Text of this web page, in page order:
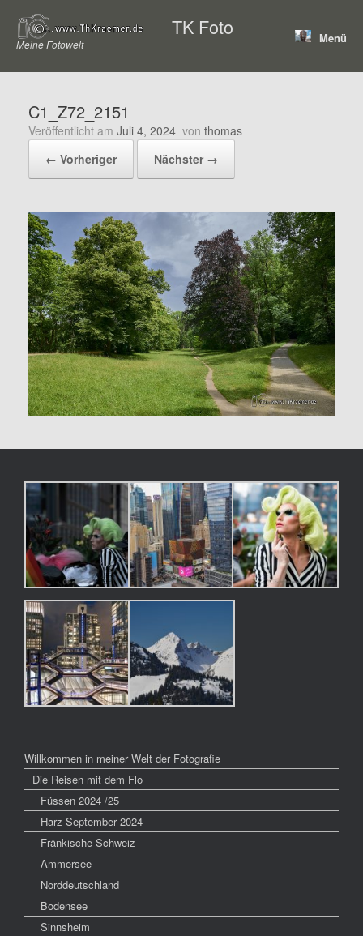
Inhalt
springen
TK Foto
Meine Fotowelt Menü
C1_Z72_2151
Veröffentlicht am Juli 4, 2024 von thomas
← Vorheriger
Nächster →
Willkommen in meiner Welt der Fotografie
Die Reisen mit dem Flo
Füssen 2024 /25
Harz September 2024
Fränkische Schweiz
Ammersee
Norddeutschland
Bodensee
Sinnsheim